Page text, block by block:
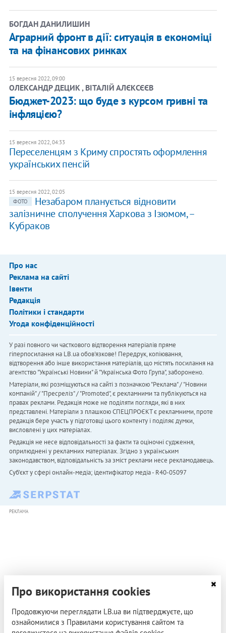
БОГДАН ДАНИЛИШИН
Аграрний фронт в дії: ситуація в економіці
та на фінансових ринках
15 вересня 2022, 09:00
ОЛЕКСАНДР ДЕЦИК , ВІТАЛІЙ АЛЄКСЄЄВ
Бюджет-2023: що буде з курсом гривні та
інфляцією?
15 вересня 2022, 04:33
Переселенцям з Криму спростять оформлення
українських пенсій
15 вересня 2022, 02:05
ФОТО
Незабаром планується відновити
залізничне сполучення Харкова з Ізюмом, –
Кубраков
Про нас
Реклама на сайті
Івенти
Редакція
Політики і стандарти
Угода конфіденційності
У разі повного чи часткового відтворення матеріалів пряме
гіперпосилання на LB.ua обов'язкове! Передрук, копіювання,
відтворення або інше використання матеріалів, що містять посилання на
агентство "Українськi Новини" й "Українська Фото Група", заборонено.
Матеріали, які розміщуються на сайті з позначкою "Реклама" / "Новини
компаній" / "Пресреліз" / "Promoted", є рекламними та публікуються на
правах реклами. Редакція може не поділяти погляди, які в них
представлені. Матеріали з плашкою СПЕЦПРОЄКТ є рекламними, проте
редакція бере участь у підготовці цього контенту і поділяє думки,
висловлені у цих матеріалах.
Редакція не несе відповідальності за факти та оціночні судження,
оприлюднені у рекламних матеріалах. Згідно з українським
законодавством, відповідальність за зміст реклами несе рекламодавець.
Cуб'єкт у сфері онлайн-медіа; ідентифікатор медіа - R40-05097
РЕКЛАМА
Про використання cookies
Продовжуючи переглядати LB.ua ви підтверджуєте, що
ознайомилися з Правилами користування сайтом та